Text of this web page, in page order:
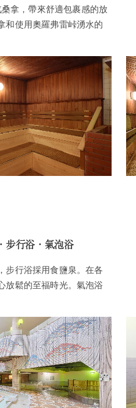
拿，帶來舒適包裹感的放
和使用奧羅弗雷峠湧水的
步行浴・氣泡浴
步行浴採用食鹽泉。在各
放鬆的至福時光。氣泡浴